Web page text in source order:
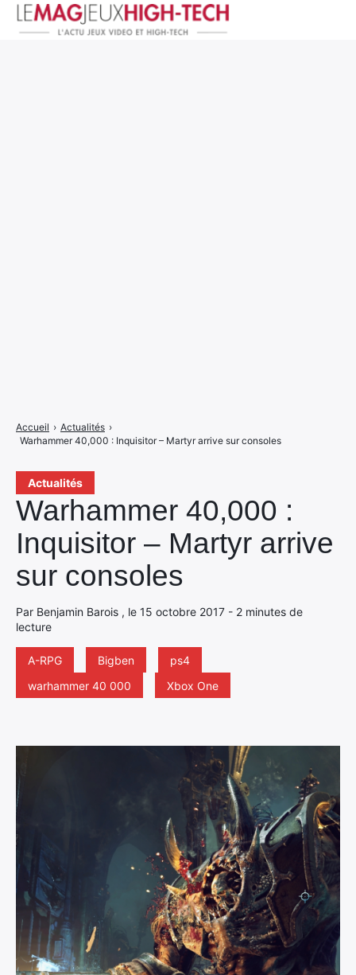
Actualités
Warhammer 40,000 :
Inquisitor – Martyr arrive
sur consoles
Par Benjamin Barois , le 15 octobre 2017 - 2 minutes de
lecture
A-RPG Bigben
ps4
warhammer 40 000
Xbox One
Accueil › Actualités ›
Warhammer 40,000 : Inquisitor – Martyr arrive sur consoles